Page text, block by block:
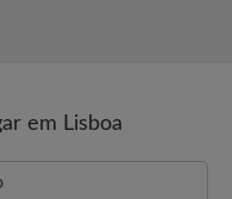
em Lisboa